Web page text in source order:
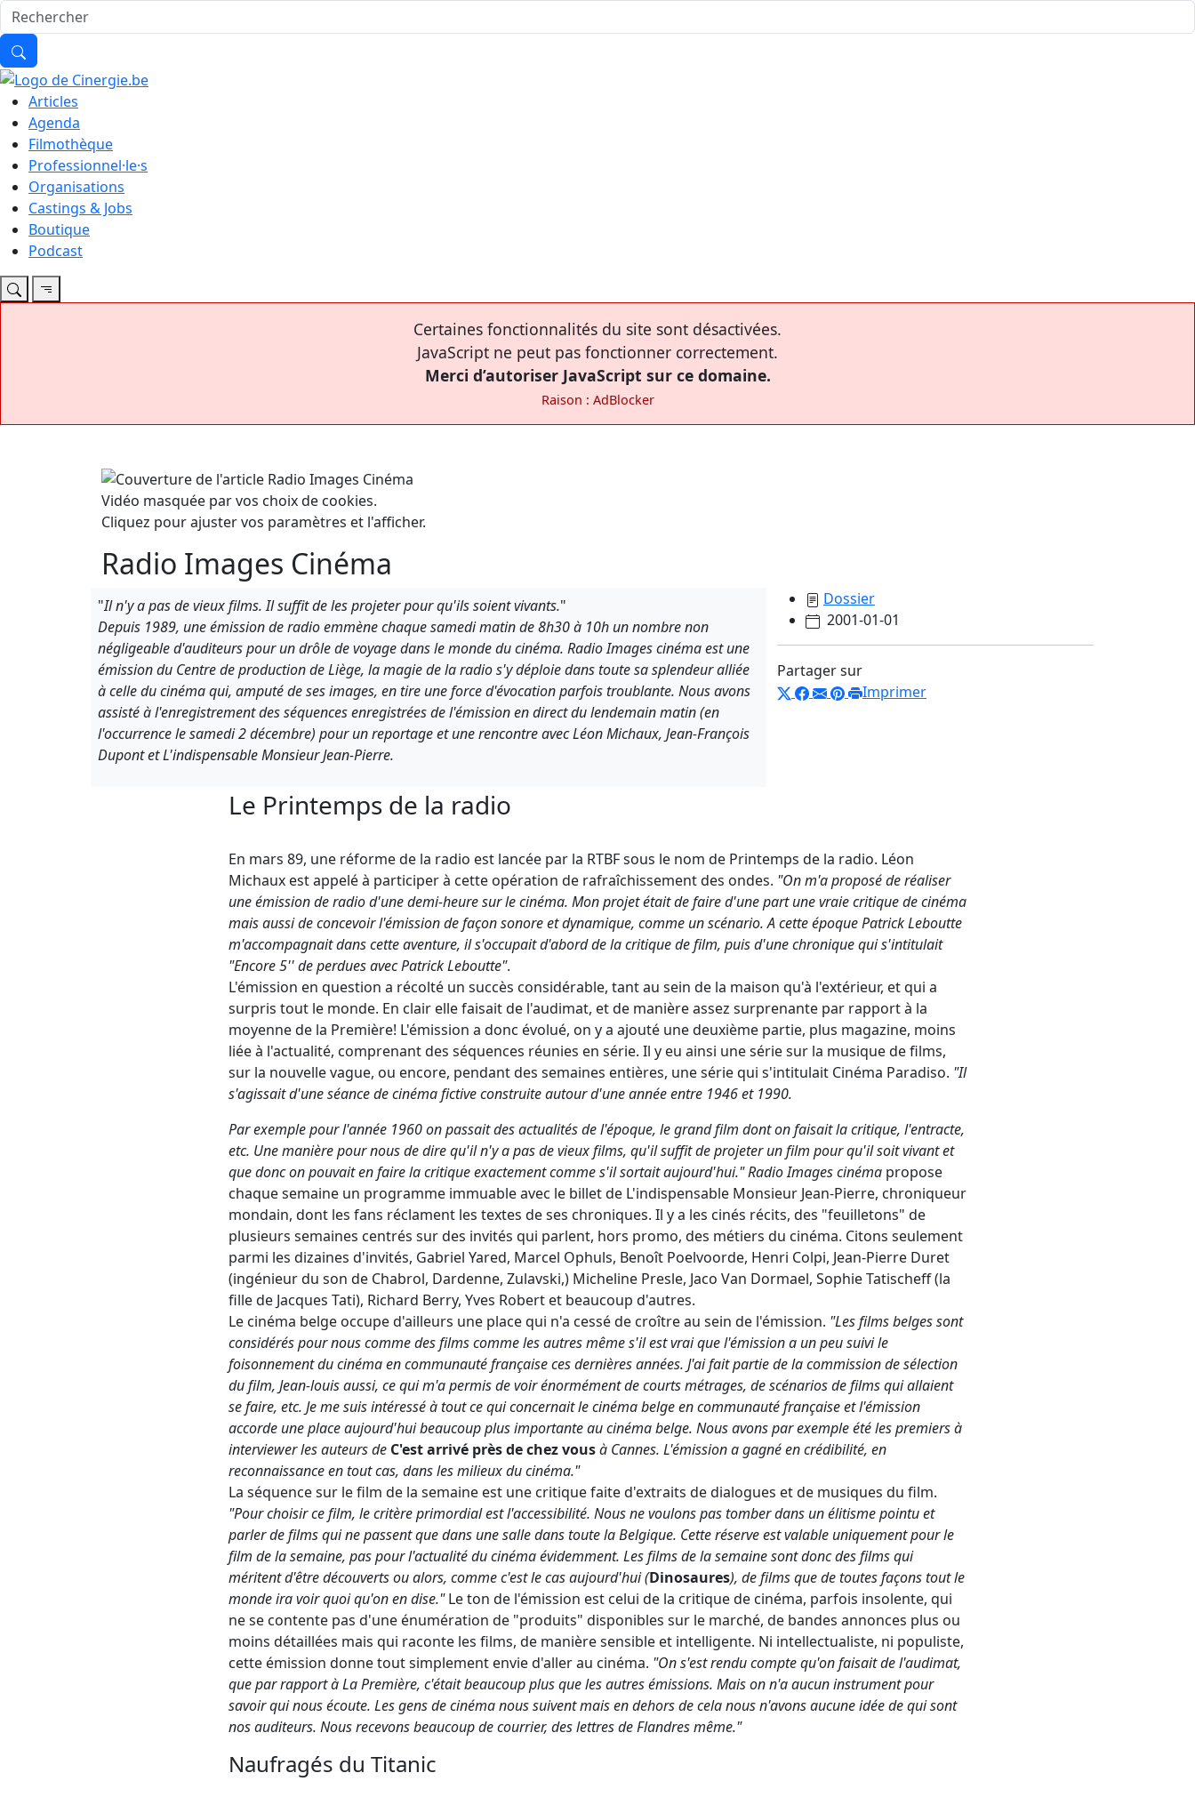
Articles
Agenda
Filmothèque
Professionnel·le·s
Organisations
Castings & Jobs
Boutique
Podcast
Certaines fonctionnalités du site sont désactivées.
JavaScript ne peut pas fonctionner correctement.
Merci d’autoriser JavaScript sur ce domaine.
Raison : AdBlocker
Vidéo masquée par vos choix de cookies.
Cliquez pour ajuster vos paramètres et l'afficher.
Radio Images Cinéma
"Il n'y a pas de vieux films. Il suffit de les projeter pour qu'ils soient vivants."
Depuis 1989, une émission de radio emmène chaque samedi matin de 8h30 à 10h un nombre non
négligeable d'auditeurs pour un drôle de voyage dans le monde du cinéma. Radio Images cinéma est une
émission du Centre de production de Liège, la magie de la radio s'y déploie dans toute sa splendeur alliée
à celle du cinéma qui, amputé de ses images, en tire une force d'évocation parfois troublante. Nous avons
assisté à l'enregistrement des séquences enregistrées de l'émission en direct du lendemain matin (en
l'occurrence le samedi 2 décembre) pour un reportage et une rencontre avec Léon Michaux, Jean-François
Dupont et L'indispensable Monsieur Jean-Pierre.
Dossier
2001-01-01
Partager sur
Imprimer
Le Printemps de la radio
En mars 89, une réforme de la radio est lancée par la RTBF sous le nom de Printemps de la radio. Léon
Michaux est appelé à participer à cette opération de rafraîchissement des ondes. "On m'a proposé de réaliser
une émission de radio d'une demi-heure sur le cinéma. Mon projet était de faire d'une part une vraie critique de cinéma
mais aussi de concevoir l'émission de façon sonore et dynamique, comme un scénario. A cette époque Patrick Leboutte
m'accompagnait dans cette aventure, il s'occupait d'abord de la critique de film, puis d'une chronique qui s'intitulait
"Encore 5'' de perdues avec Patrick Leboutte".
L'émission en question a récolté un succès considérable, tant au sein de la maison qu'à l'extérieur, et qui a
surpris tout le monde. En clair elle faisait de l'audimat, et de manière assez surprenante par rapport à la
moyenne de la Première! L'émission a donc évolué, on y a ajouté une deuxième partie, plus magazine, moins
liée à l'actualité, comprenant des séquences réunies en série. Il y eu ainsi une série sur la musique de films,
sur la nouvelle vague, ou encore, pendant des semaines entières, une série qui s'intitulait Cinéma Paradiso. "Il
s'agissait d'une séance de cinéma fictive construite autour d'une année entre 1946 et 1990.
Par exemple pour l'année 1960 on passait des actualités de l'époque, le grand film dont on faisait la critique, l'entracte,
etc. Une manière pour nous de dire qu'il n'y a pas de vieux films, qu'il suffit de projeter un film pour qu'il soit vivant et
que donc on pouvait en faire la critique exactement comme s'il sortait aujourd'hui." Radio Images cinémapropose
chaque semaine un programme immuable avec le billet de L'indispensable Monsieur Jean-Pierre, chroniqueur
mondain, dont les fans réclament les textes de ses chroniques. Il y a les cinés récits, des "feuilletons" de
plusieurs semaines centrés sur des invités qui parlent, hors promo, des métiers du cinéma. Citons seulement
parmi les dizaines d'invités, Gabriel Yared, Marcel Ophuls, Benoît Poelvoorde, Henri Colpi, Jean-Pierre Duret
(ingénieur du son de Chabrol, Dardenne, Zulavski,) Micheline Presle, Jaco Van Dormael, Sophie Tatischeff (la
fille de Jacques Tati), Richard Berry, Yves Robert et beaucoup d'autres.
Le cinéma belge occupe d'ailleurs une place qui n'a cessé de croître au sein de l'émission. "Les films belges sont
considérés pour nous comme des films comme les autres même s'il est vrai que l'émission a un peu suivi le
foisonnement du cinéma en communauté française ces dernières années. J'ai fait partie de la commission de sélection
du film, Jean-louis aussi, ce qui m'a permis de voir énormément de courts métrages, de scénarios de films qui allaient
se faire, etc. Je me suis intéressé à tout ce qui concernait le cinéma belge en communauté française et l'émission
accorde une place aujourd'hui beaucoup plus importante au cinéma belge. Nous avons par exemple été les premiers à
interviewer les auteurs de C'est arrivé près de chez vousà Cannes. L'émission a gagné en crédibilité, en
reconnaissance en tout cas, dans les milieux du cinéma."
La séquence sur le film de la semaine est une critique faite d'extraits de dialogues et de musiques du film.
"Pour choisir ce film, le critère primordial est l'accessibilité. Nous ne voulons pas tomber dans un élitisme pointu et
parler de films qui ne passent que dans une salle dans toute la Belgique. Cette réserve est valable uniquement pour le
film de la semaine, pas pour l'actualité du cinéma évidemment. Les films de la semaine sont donc des films qui
méritent d'être découverts ou alors, comme c'est le cas aujourd'hui (Dinosaures), de films que de toutes façons tout le
monde ira voir quoi qu'on en dise."Le ton de l'émission est celui de la critique de cinéma, parfois insolente, qui
ne se contente pas d'une énumération de "produits" disponibles sur le marché, de bandes annonces plus ou
moins détaillées mais qui raconte les films, de manière sensible et intelligente. Ni intellectualiste, ni populiste,
cette émission donne tout simplement envie d'aller au cinéma. "On s'est rendu compte qu'on faisait de l'audimat,
que par rapport à La Première, c'était beaucoup plus que les autres émissions. Mais on n'a aucun instrument pour
savoir qui nous écoute. Les gens de cinéma nous suivent mais en dehors de cela nous n'avons aucune idée de qui sont
nos auditeurs. Nous recevons beaucoup de courrier, des lettres de Flandres même."
Naufragés du Titanic